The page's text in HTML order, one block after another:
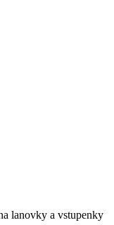
lanovky a vstupenky